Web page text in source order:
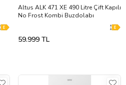
Altus ALK 471 XE 490 Litre Çift Kapılı
No Frost Kombi Buzdolabı
59.999 TL